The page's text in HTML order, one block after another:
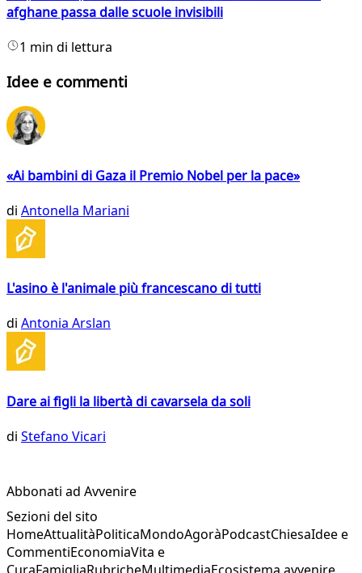
afghane passa dalle scuole invisibili
1 min di lettura
Idee e commenti
«Ai bambini di Gaza il Premio Nobel per la pace»
di Antonella Mariani
L'asino è l'animale più francescano di tutti
di Antonia Arslan
Dare ai figli la libertà di cavarsela da soli
di Stefano Vicari
Abbonati ad Avvenire
Sezioni del sito
HomeAttualitàPoliticaMondoAgoràPodcastChiesaIdee e
CommentiEconomiaVita e